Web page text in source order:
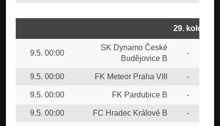
29. kolo
9.5. 00:00
SK Dynamo České
Budějovice B
-
9.5. 00:00 FK Meteor Praha VIII -
9.5. 00:00 FK Pardubice B -
9.5. 00:00 FC Hradec Králové B -